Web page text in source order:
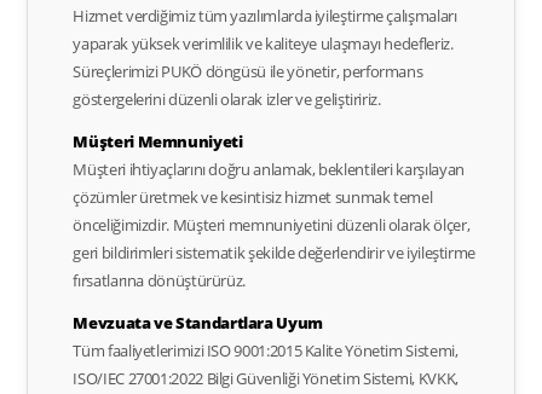
Hizmet verdiğimiz tüm yazılımlarda iyileştirme çalışmaları
yaparak yüksek verimlilik ve kaliteye ulaşmayı hedefleriz.
Süreçlerimizi PUKÖ döngüsü ile yönetir, performans
göstergelerini düzenli olarak izler ve geliştiririz.
Müşteri Memnuniyeti
Müşteri ihtiyaçlarını doğru anlamak, beklentileri karşılayan
çözümler üretmek ve kesintisiz hizmet sunmak temel
önceliğimizdir. Müşteri memnuniyetini düzenli olarak ölçer,
geri bildirimleri sistematik şekilde değerlendirir ve iyileştirme
fırsatlarına dönüştürürüz.
Mevzuata ve Standartlara Uyum
Tüm faaliyetlerimizi ISO 9001:2015 Kalite Yönetim Sistemi,
ISO/IEC 27001:2022 Bilgi Güvenliği Yönetim Sistemi, KVKK,